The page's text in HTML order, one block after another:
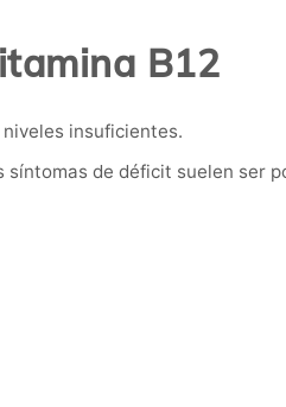
B12
insuficientes.
síntomas de déficit suelen ser